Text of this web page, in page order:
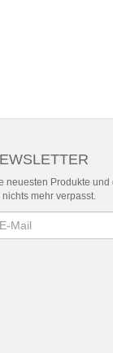
neuesten Produkte
nichts mehr verpasst.